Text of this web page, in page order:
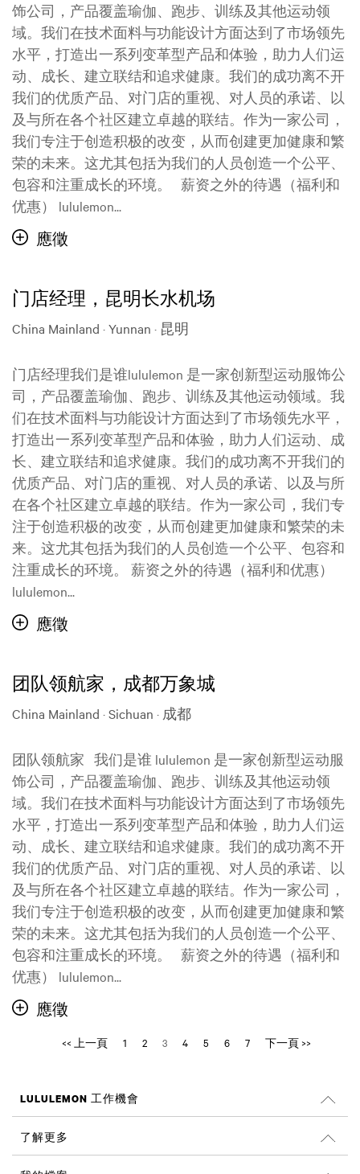
饰公司，产品覆盖瑜伽、跑步、训练及其他运动领
域。我们在技术面料与功能设计方面达到了市场领先
水平，打造出一系列变革型产品和体验，助力人们运
动、成长、建立联结和追求健康。我们的成功离不开
我们的优质产品、对门店的重视、对人员的承诺、以
及与所在各个社区建立卓越的联结。作为一家公司，
我们专注于创造积极的改变，从而创建更加健康和繁
荣的未来。这尤其包括为我们的人员创造一个公平、
包容和注重成长的环境。 薪资之外的待遇（福利和
优惠） lululemon...
應徵
门店经理，昆明长水机场
China Mainland · Yunnan · 昆明
门店经理我们是谁lululemon 是一家创新型运动服饰公
司，产品覆盖瑜伽、跑步、训练及其他运动领域。我
们在技术面料与功能设计方面达到了市场领先水平，
打造出一系列变革型产品和体验，助力人们运动、成
长、建立联结和追求健康。我们的成功离不开我们的
优质产品、对门店的重视、对人员的承诺、以及与所
在各个社区建立卓越的联结。作为一家公司，我们专
注于创造积极的改变，从而创建更加健康和繁荣的未
来。这尤其包括为我们的人员创造一个公平、包容和
注重成长的环境。 薪资之外的待遇（福利和优惠）
lululemon...
應徵
团队领航家，成都万象城
China Mainland · Sichuan · 成都
团队领航家 我们是谁 lululemon 是一家创新型运动服
饰公司，产品覆盖瑜伽、跑步、训练及其他运动领
域。我们在技术面料与功能设计方面达到了市场领先
水平，打造出一系列变革型产品和体验，助力人们运
动、成长、建立联结和追求健康。我们的成功离不开
我们的优质产品、对门店的重视、对人员的承诺、以
及与所在各个社区建立卓越的联结。作为一家公司，
我们专注于创造积极的改变，从而创建更加健康和繁
荣的未来。这尤其包括为我们的人员创造一个公平、
包容和注重成长的环境。 薪资之外的待遇（福利和
优惠） lululemon...
應徵
<< 上一頁 1 2 3 4 5 6 7 下一頁 >>
LULULEMON 工作機會
搜尋工作
了解更多